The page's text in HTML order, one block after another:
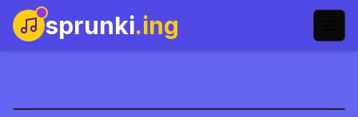
sprunki.ing